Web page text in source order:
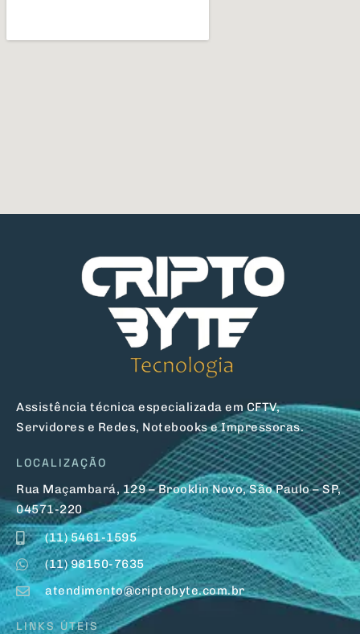
Assistência técnica especializada em CFTV,
Servidores e Redes, Notebooks e Impressoras.
LOCALIZAÇÃO
Rua Maçambará, 129 – Brooklin Novo, São Paulo – SP,
04571-220
(11) 5461-1595
(11) 98150-7635
atendimento@criptobyte.com.br
LINKS ÚTEIS